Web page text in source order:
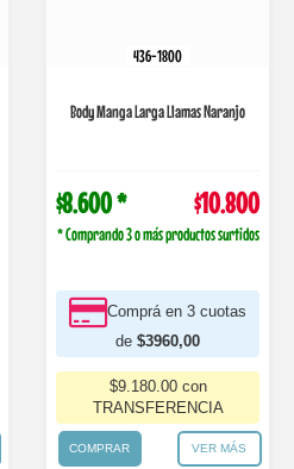
436-1800
Body Manga Larga Llamas Naranjo
$8.600 * $10.800
* Comprando 3 o más productos surtidos
Comprá en 3 cuotas
de $3960,00
$9.180.00 con
TRANSFERENCIA
COMPRAR VER MÁS